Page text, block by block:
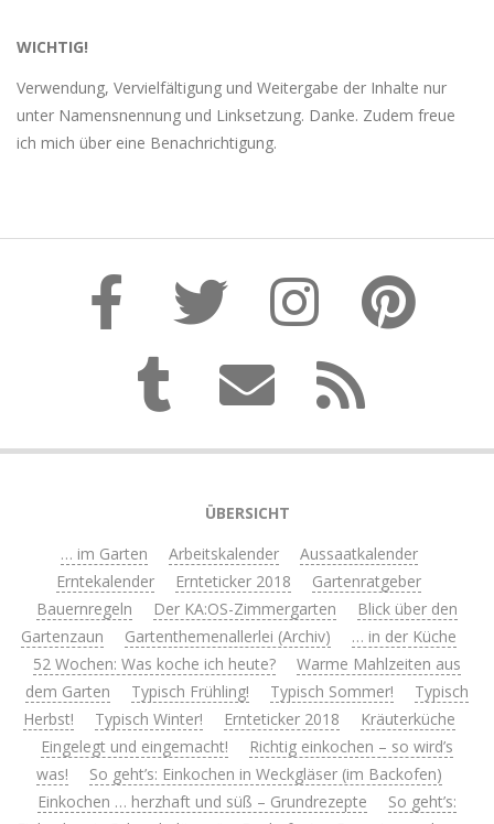
WICHTIG!
Verwendung, Vervielfältigung und Weitergabe der Inhalte nur
unter Namensnennung und Linksetzung. Danke. Zudem freue
ich mich über eine Benachrichtigung.
ÜBERSICHT
… im Garten
Arbeitskalender
Aussaatkalender
Erntekalender
Ernteticker 2018
Gartenratgeber
Bauernregeln
Der KA:OS-Zimmergarten
Blick über den
Gartenzaun
Gartenthemenallerlei (Archiv)
… in der Küche
52 Wochen: Was koche ich heute?
Warme Mahlzeiten aus
dem Garten
Typisch Frühling! Typisch Sommer!
Typisch
Herbst!
Typisch Winter! Ernteticker 2018
Kräuterküche
Eingelegt und eingemacht!
Richtig einkochen – so wird’s
was!
So geht’s: Einkochen in Weckgläser (im Backofen)
Einkochen … herzhaft und süß – Grundrezepte
So geht’s: